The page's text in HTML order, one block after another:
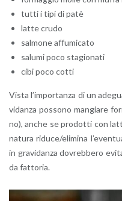
tutti i tipi di patè
latte crudo
sal­mo­ne af­fu­mi­ca­to
sa­lu­mi poco sta­gio­na­ti
cibi poco cotti
Vista l’im­por­tan­za di un
vi­dan­za pos­so­no man­gia­re
no), anche se pro­dot­ti con
na­tu­ra ri­du­ce/eli­mi­na
in gra­vi­dan­za do­vreb­be­ro
da fat­to­ria.